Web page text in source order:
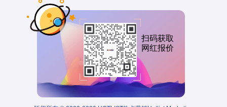
扫码获取
网红报价